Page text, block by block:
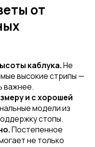
от
каблука.Не
высокие стрипы —
важнее.
и с хорошей
модели из
стопы.
Постепенное
не только